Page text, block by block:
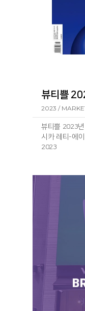
2023 /
뷰티쁠 2023
시카 레티-에
2023